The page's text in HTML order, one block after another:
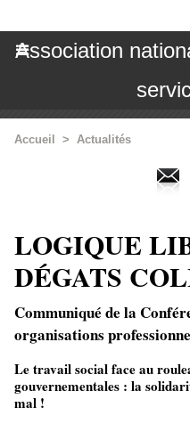
Association
Accueil > Actualités
LOGIQUE
DÉGATS
Communiqué de la
organisations
Le travail social face au
gouvernementales : la
mal !